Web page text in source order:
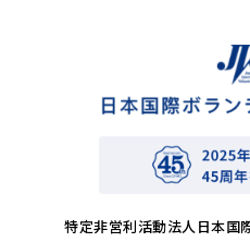
特定非営利活動法人日本国